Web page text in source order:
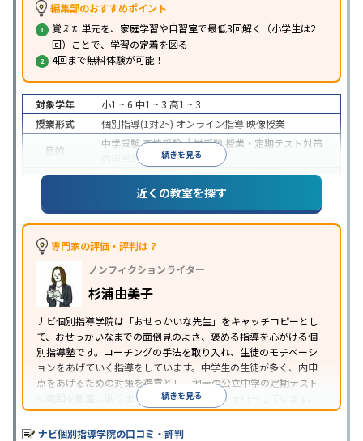
編集部のおすすめポイント
覚えた単元を、家庭学習や自習室で最低3回解く（小学生は2
回）ことで、学習の定着を図る
4回まで無料体験が可能！
続きを見る
対象学年 小1 ~ 6 中1 ~ 3 高1 ~ 3
授業形式
個別指導(1対2~) オンライン指導映像授業
目的
中学受験高校受験大学受験 授業・定期テスト対策
内申点対策
学習習慣の定着
成績保証制度あり授業の振替可能オンライン対応
1科目から受講可能季節講習のみの受講可
※2023年3月調査。小学校高学年の個別指導塾アンケート調査方法を参
近くの教室を探す
専門家の評価・評判は？
ノンフィクションライター
杉浦由美子
ナビ個別指導学院は「おせっかいな先生」をキャッチコピーとし
て、おせっかいなまでの面倒見のよさ、褒める指導を心がける個
別指導塾です。コーチングの手法を取り入れ、生徒のモチベーシ
ョンをあげていく指導をしています。中学生の生徒が多く、内申
点をあげるための対策を得意とし、地元の公立中学の定期テスト
の範囲を教室に貼り出すなど手厚く学習をフォローしています。
オリジナルテキストを使用しており、特に英語は各教科書に合わ
せたテキストを使った「先取り学習」で理解度を深められます。
続きを見る
ナビ個別指導学院の口コミ・評判